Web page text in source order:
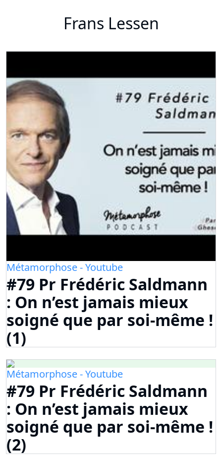
Frans Lessen
Métamorphose - Youtube
#79 Pr Frédéric Saldmann
: On n’est jamais mieux
soigné que par soi-même !
(1)
Métamorphose - Youtube
#79 Pr Frédéric Saldmann
: On n’est jamais mieux
soigné que par soi-même !
(2)